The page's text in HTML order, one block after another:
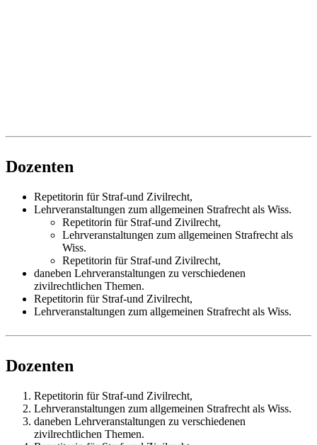
Dozenten
Repetitorin für Straf-und Zivilrecht,
Lehrveranstaltungen zum allgemeinen Strafrecht als Wiss.
Repetitorin für Straf-und Zivilrecht,
Lehrveranstaltungen zum allgemeinen Strafrecht als
Wiss.
Repetitorin für Straf-und Zivilrecht,
daneben Lehrveranstaltungen zu verschiedenen
zivilrechtlichen Themen.
Repetitorin für Straf-und Zivilrecht,
Lehrveranstaltungen zum allgemeinen Strafrecht als Wiss.
Dozenten
Repetitorin für Straf-und Zivilrecht,
Lehrveranstaltungen zum allgemeinen Strafrecht als Wiss.
daneben Lehrveranstaltungen zu verschiedenen
zivilrechtlichen Themen.